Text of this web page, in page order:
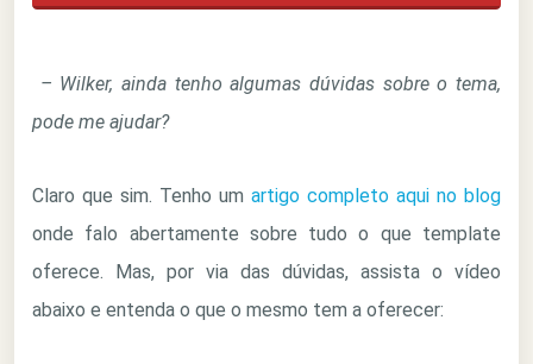
– Wilker, ainda tenho algumas dúvidas sobre o tema,
pode me ajudar?
Claro que sim. Tenho um artigo completo aqui no blog
onde falo abertamente sobre tudo o que template
oferece. Mas, por via das dúvidas, assista o vídeo
abaixo e entenda o que o mesmo tem a oferecer: